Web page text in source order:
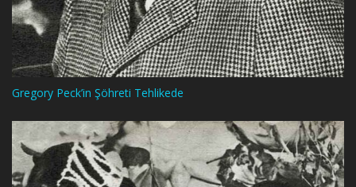
Gregory Peck’in Şöhreti Tehlikede